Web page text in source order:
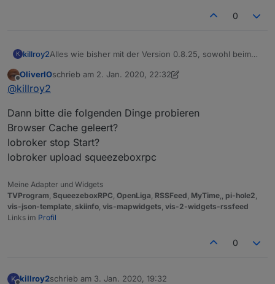
0
K killroy2Alles wie bisher mit der Version 0.8.25, sowohl beim
Offline
OliverIOschrieb am 2. Jan. 2020, 22:32
zuletzt editiert von OliverIO1. Feb. 2020, 23:34
@killroy2
Dann bitte die folgenden Dinge probieren
Browser Cache geleert?
Iobroker stop Start?
Iobroker upload squeezeboxrpc
Meine Adapter und Widgets
TVProgram SqueezeboxRPC OpenLiga RSSFeed MyTime pi-hole2
vis-json-template skiinfo vis-mapwidgets vis-2-widgets-rssfeed
Links im Profil
0
K killroy2schrieb am 3. Jan. 2020, 19:32